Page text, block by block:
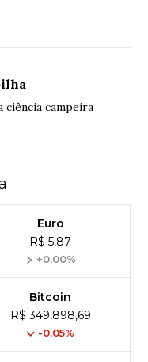
ciência campeira
Euro
R$ 5,87
+0,00%
Bitcoin
R$ 349,898,69
-0,05%